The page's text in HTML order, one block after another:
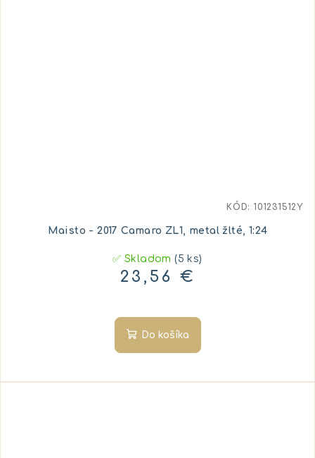
Maisto - 2017 Camaro ZL1, metal žlté, 1:24
✅ Skladom(5 ks)
23,56 €
Do košíka
KÓD: 101231512Y